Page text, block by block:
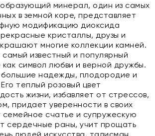
минерал, один из самых
в земной коре, представляет
модификацию диоксида
кристаллы, друзы и
многие коллекции камней.
известный и популярный
символ любви и верной дружбы.
большие надежды, плодородие и
теплый розовый цвет
жизни, избавляет от стрессов,
придает уверенности в своих
счатье и супружескую
сердечные раны, учит прощать